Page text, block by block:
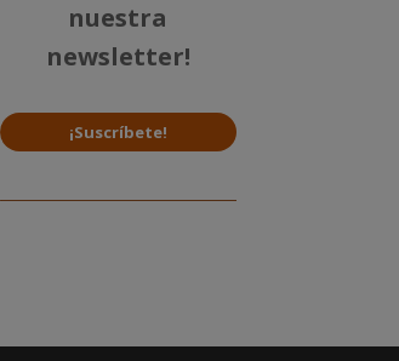
nuestra
newsletter!
¡Suscríbete!